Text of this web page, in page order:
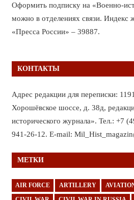
Оформить подписку на «Военно-
можно в отделениях связи. Индекс
«Пресса России» – 39887.
КОНТАКТЫ
Адрес редакции для переписки:
Хорошёвское шоссе, д. 38д,
исторического журнала». Тел.: +7
941-26-12. E-mail:
МЕТКИ
AIR FORCE ARTILLERY